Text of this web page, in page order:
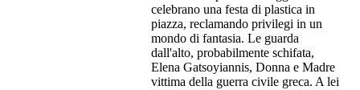
celebrano una festa di plastica in
piazza, reclamando privilegi in un
mondo di fantasia. Le guarda
dall'alto, probabilmente schifata,
Elena Gatsoyiannis, Donna e Madre
vittima della guerra civile greca. A lei